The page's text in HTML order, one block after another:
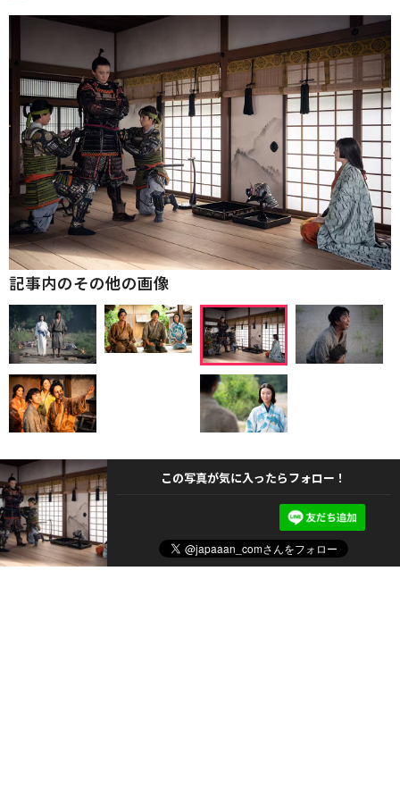
記事内のその他の画像
この写真が気に入ったらフォロー！